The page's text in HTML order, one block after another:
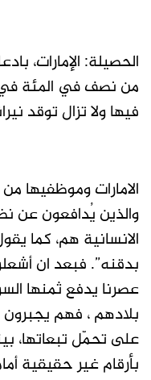
الحصيلة: الإمارات،
من نصف في المئة في
فيها ولا تزال توقد
الامارات وموظفيها
والذين يُدافعون عن
الانسانية هم، كما
بدقنه”. فبعد ان
عصرنا يدفع ثمنها
بلادهم ، فهم
على تحمّل تبعاتها،
بأرقام غير حقيقية